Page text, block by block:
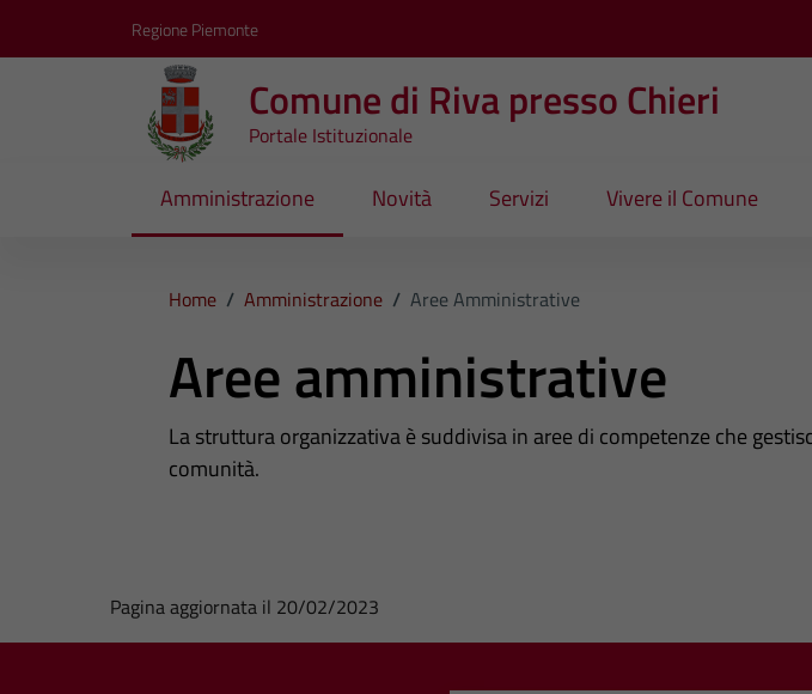
Regione Piemonte
Comune di Riva presso Chieri
Portale Istituzionale
Amministrazione Novità Servizi Vivere il Comune
Home / Amministrazione / Aree Amministrative
Aree amministrative
La struttura organizzativa è suddivisa in aree di competenze che
comunità.
Pagina aggiornata il 20/02/2023